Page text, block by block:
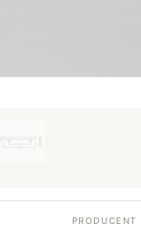
PRODUCENT